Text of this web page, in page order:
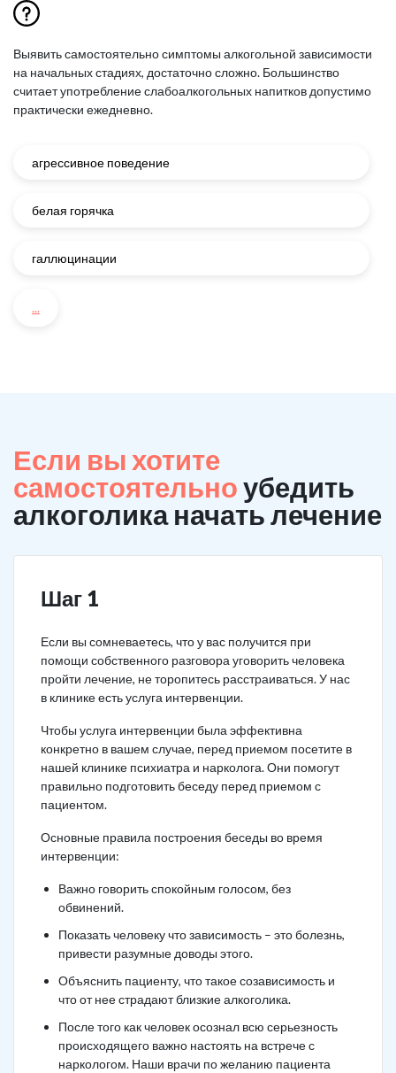
Выявить самостоятельно симптомы алкогольной зависимости
на начальных стадиях, достаточно сложно. Большинство
считает употребление слабоалкогольных напитков допустимо
практически ежедневно.
агрессивное поведение
белая горячка
галлюцинации
...
Если вы хотите
самостоятельноубедить
алкоголика начать лечение
Шаг 1
Если вы сомневаетесь, что у вас получится при
помощи собственного разговора уговорить человека
пройти лечение, не торопитесь расстраиваться. У нас
в клинике есть услуга интервенции.
Чтобы услуга интервенции была эффективна
конкретно в вашем случае, перед приемом посетите в
нашей клинике психиатра и нарколога. Они помогут
правильно подготовить беседу перед приемом с
пациентом.
Основные правила построения беседы во время
интервенции:
Важно говорить спокойным голосом, без
обвинений.
Показать человеку что зависимость – это болезнь,
привести разумные доводы этого.
Объяснить пациенту, что такое созависимость и
что от нее страдают близкие алкоголика.
После того как человек осознал всю серьезность
происходящего важно настоять на встрече с
наркологом. Наши врачи по желанию пациента